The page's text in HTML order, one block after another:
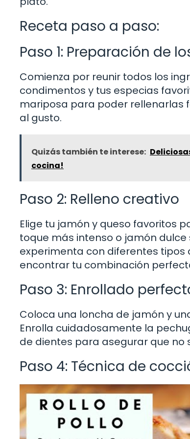
Receta paso a paso:
Paso 1: Preparación de
Comienza por reunir todos los
condimentos y tus especias
mariposa para poder rellenarlas
al gusto.
Quizás también te interese:
cocina!
Paso 2: Relleno creativo
Elige tu jamón y queso favoritos
toque más intenso o jamón
experimenta con diferentes tipos
encontrar tu combinación
Paso 3: Enrollado
Coloca una loncha de jamón y
Enrolla cuidadosamente la
de dientes para asegurar que
Paso 4: Técnica de